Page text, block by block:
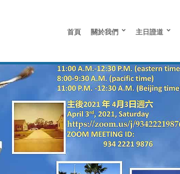
首頁 關於我們 主日證道